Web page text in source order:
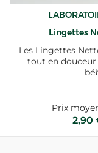
Lingettes
Les Lingettes
tout en douceur
Prix
2,90